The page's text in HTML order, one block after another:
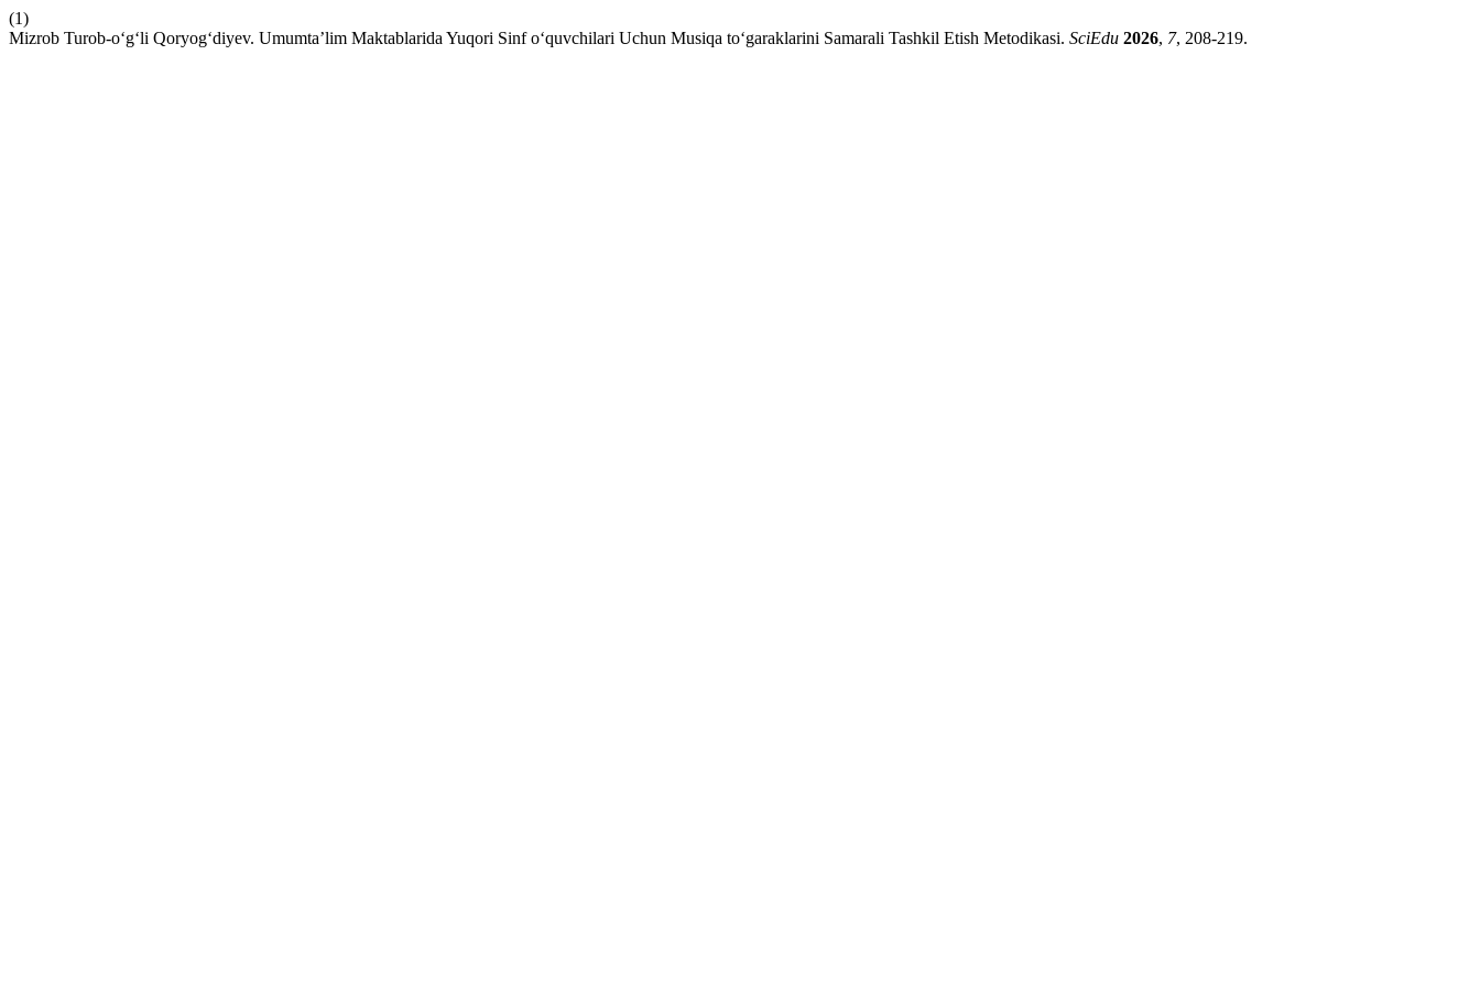
(1)
Mizrob Turob-o‘g‘li Qoryog‘diyev. Umumta’lim Maktablarida Yuqori Sinf o‘quvchilari Uchun Musiqa to‘garaklarini Samarali Tashkil Etish Metodikasi. SciEdu 2026, 7, 208-219.